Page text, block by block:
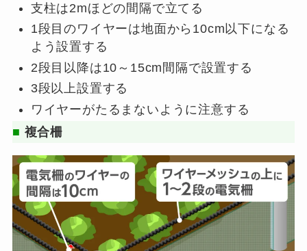
支柱は2mほどの間隔で立てる
1段目のワイヤーは地面から10cm以下になる
よう設置する
2段目以降は10～15cm間隔で設置する
3段以上設置する
ワイヤーがたるまないように注意する
■ 複合柵